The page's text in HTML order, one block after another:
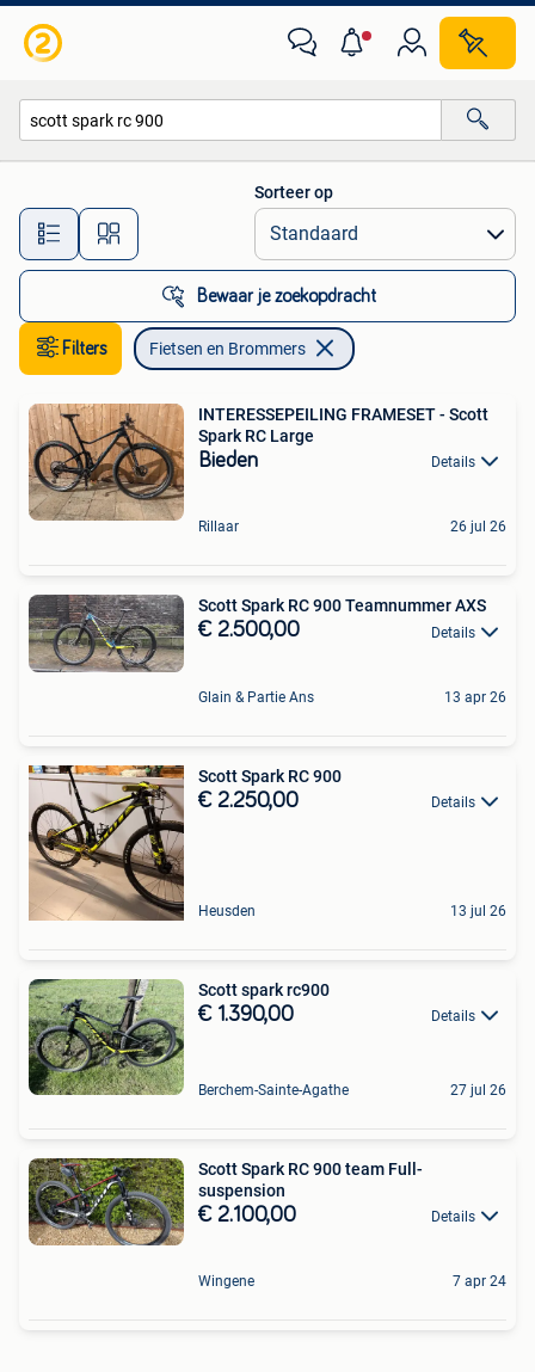
Alle afstanden…
Sorteer op
Bewaar je zoekopdracht
Filters Fietsen en Brommers
INTERESSEPEILING FRAMESET - Scott
Spark RC Large
Bieden Details
Rillaar 26 jul 26
Scott Spark RC 900 Teamnummer AXS
€ 2.500,00 Details
Glain & Partie Ans 13 apr 26
Scott Spark RC 900
€ 2.250,00 Details
Heusden 13 jul 26
Scott spark rc900
€ 1.390,00 Details
Berchem-Sainte-Agathe 27 jul 26
Scott Spark RC 900 team Full-
suspension
€ 2.100,00 Details
Wingene 7 apr 24